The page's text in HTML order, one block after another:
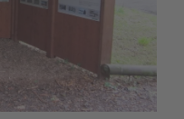
Gebirgsvereins
einen wunderbaren Blick
auf der Nordhelle
des WDR. Nach einer